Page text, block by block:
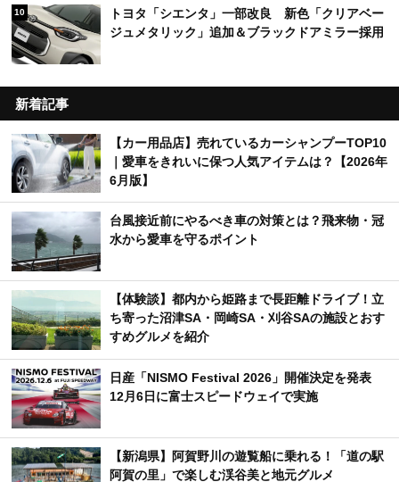
10
トヨタ「シエンタ」一部改良 新色「クリアベー
ジュメタリック」追加＆ブラックドアミラー採用
新着記事
【カー用品店】売れているカーシャンプーTOP10
｜愛車をきれいに保つ人気アイテムは？【2026年
6月版】
台風接近前にやるべき車の対策とは？飛来物・冠
水から愛車を守るポイント
【体験談】都内から姫路まで長距離ドライブ！立
ち寄った沼津SA・岡崎SA・刈谷SAの施設とおす
すめグルメを紹介
日産「NISMO Festival 2026」開催決定を発表
12月6日に富士スピードウェイで実施
【新潟県】阿賀野川の遊覧船に乗れる！「道の駅
阿賀の里」で楽しむ渓谷美と地元グルメ